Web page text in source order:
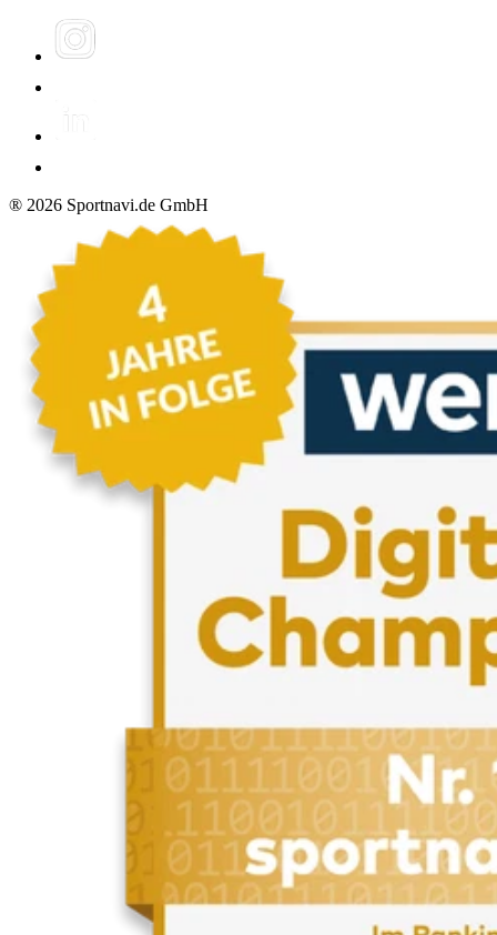
® 2026 Sportnavi.de GmbH